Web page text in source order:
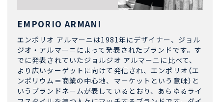
EMPORIO ARMANI
エンポリオ アルマーニは1981年にデザイナー、ジョル
ジオ・アルマーニによって発表されたブランドです。す
でに発表されていたジョルジオ アルマーニに比べて、
より広いターゲットに向けて発信され、エンポリオ（エ
ンポリウム＝商業の中心地、マーケットという意味）と
いうブランドネームが表しているとおり、あらゆるライ